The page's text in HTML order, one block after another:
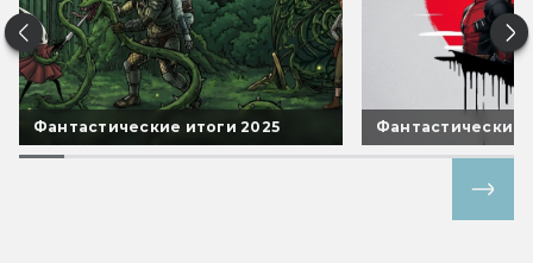
Фантастические итоги 2025 Фантастические